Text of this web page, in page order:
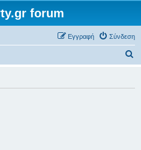
forum
Σύνδεση
Εγγραφή